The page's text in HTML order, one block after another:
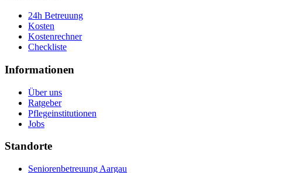
24h Betreuung
Kosten
Kostenrechner
Checkliste
Informationen
Über uns
Ratgeber
Pflegeinstitutionen
Jobs
Standorte
Seniorenbetreuung Aargau